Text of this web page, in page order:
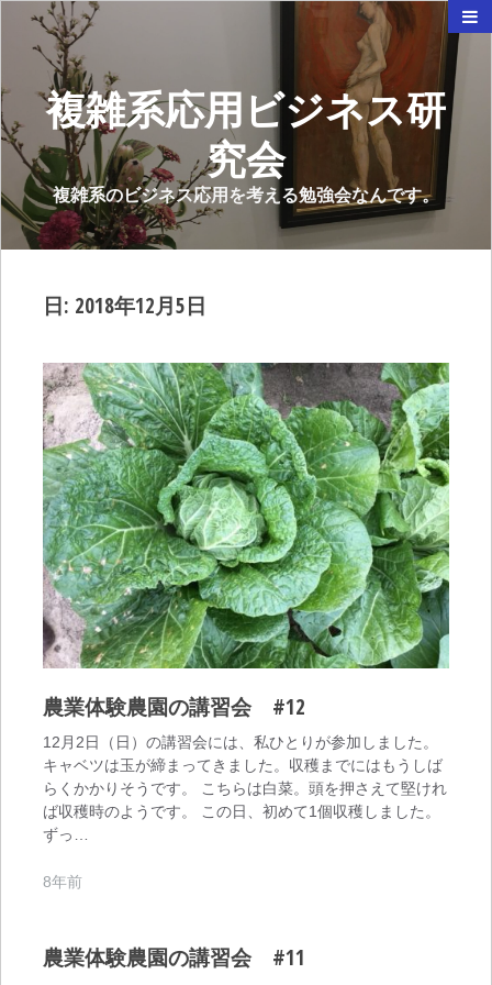
複雑系応用ビジネス研
究会
複雑系のビジネス応用を考える勉強会なんです。
日: 2018年12月5日
農業体験農園の講習会 #12
12月2日（日）の講習会には、私ひとりが参加しました。
キャベツは玉が締まってきました。収穫までにはもうしば
らくかかりそうです。 こちらは白菜。頭を押さえて堅けれ
ば収穫時のようです。 この日、初めて1個収穫しました。
ずっ…
8年前
農業体験農園の講習会 #11